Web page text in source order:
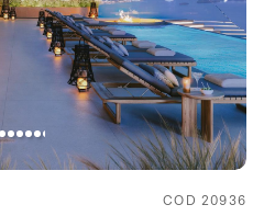
COD 20936